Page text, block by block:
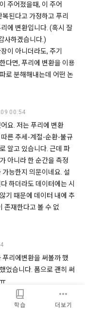
주어졌을때, 이 주어
된다고 가정하고 푸리
에 변환입니다. (혹시 잘
사하겠습니다.)
이 아니더라도, 주기
다면, 푸리에 변환을 이용
로 분해해내는데 어떤 논
00:54
요. 저는 푸리에 변환
른 추세-계절-순환-불규
알고 있습니다. 근데 파
아니라 한 순간을 측정
능한지 의문이네요. 설
하더라도 데이터에는 시
기 때문에 데이터 내에 추
존재한다고 볼 수 없
푸리에변환을 써볼까 했
었습니다. 폼으로 괜히 써
분석법 실험이다.
에서는 FTIR(Fourier-tra
학습 더보기